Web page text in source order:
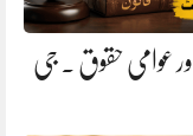
عوامی حقوق . جی